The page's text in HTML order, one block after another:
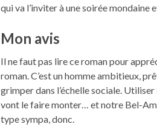
qui va l’inviter à une soirée mondaine
Mon avis
Il ne faut pas lire ce roman pour
roman. C’est un homme ambitieux,
grimper dans l’échelle sociale.
vont le faire monter… et notre Bel-
type sympa, donc.